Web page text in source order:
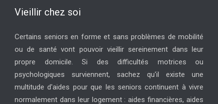
Vieillir chez soi
Certains seniors en forme et sans problèmes de mobilité
ou de santé vont pouvoir vieillir sereinement dans leur
propre domicile. Si des difficultés motrices ou
psychologiques surviennent, sachez qu'il existe une
multitude d'aides pour que les seniors continuent à vivre
normalement dans leur logement : aides financières, aides